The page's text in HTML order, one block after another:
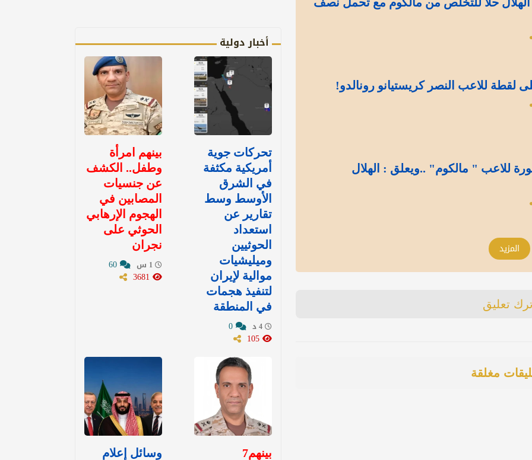
لقطة للاعب النصر كريستيانو رونالدو!
للاعب " مالكوم" ..ويعلق : الهلال
المزيد
تعليق
مغلقة
أخبار دولية
تحركات جوية
أمريكية مكثفة
في الشرق
الأوسط وسط
تقارير عن
استعداد
الحوثيين
وميليشيات
موالية لإيران
لتنفيذ هجمات
في المنطقة
بينهم امرأة
وطفل.. الكشف
عن جنسيات
المصابين في
الهجوم الإرهابي
الحوثي على
نجران
بينهم7
وسائل إعلام